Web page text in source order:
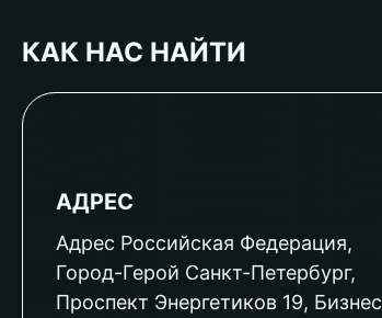
КАК НАС НАЙТИ
АДРЕС
Адрес Российская Федерация,
Город-Герой Санкт-Петербург,
Проспект Энергетиков 19, Бизнес